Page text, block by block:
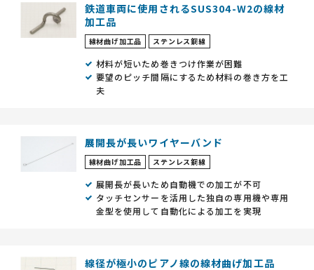
鉄道車両に使用されるSUS304-W2の線材
加工品
線材曲げ加工品 ステンレス鋼線
材料が短いため巻きつけ作業が困難
要望のピッチ間隔にするため材料の巻き方を工
夫
展開長が長いワイヤーバンド
線材曲げ加工品 ステンレス鋼線
展開長が長いため自動機での加工が不可
タッチセンサーを活用した独自の専用機や専用
金型を使用して自動化による加工を実現
線径が極小のピアノ線の線材曲げ加工品